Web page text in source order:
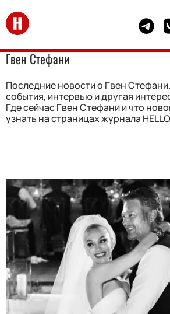
Перейти на главную
Гвен Стефани
Последние новости о Гвен
события, интервью и другая
Где сейчас Гвен Стефани и что
узнать на страницах журнала